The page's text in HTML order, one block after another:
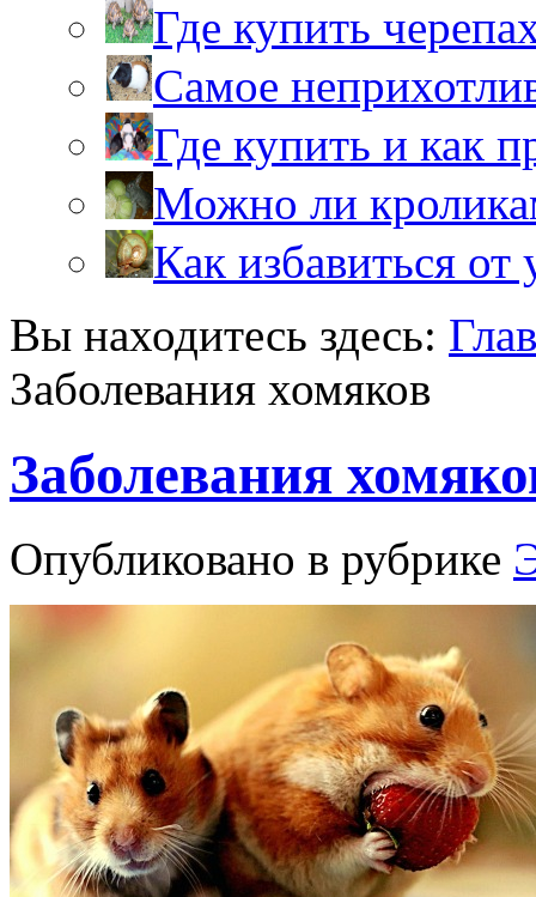
Где купить
Самое
Где купить и как
Можно ли
Как избавиться от
Вы находитесь здесь:
Заболевания хомяков
Заболевания
Опубликовано в рубрике